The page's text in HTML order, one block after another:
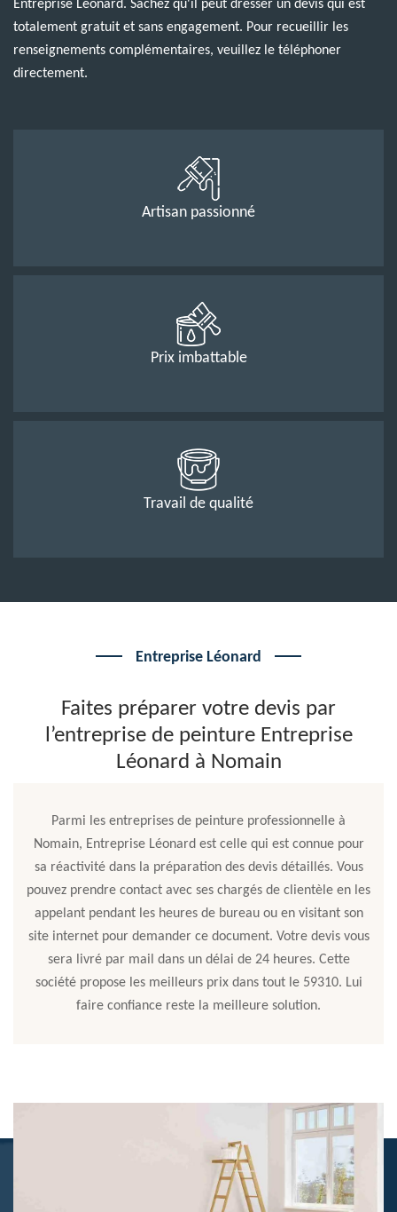
Entreprise Léonard. Sachez qu'il peut dresser un devis qui est
totalement gratuit et sans engagement. Pour recueillir les
renseignements complémentaires, veuillez le téléphoner
directement.
Artisan passionné
Prix imbattable
Travail de qualité
Entreprise Léonard
Faites préparer votre devis par
l’entreprise de peinture Entreprise
Léonard à Nomain
Parmi les entreprises de peinture professionnelle à
Nomain, Entreprise Léonard est celle qui est connue pour
sa réactivité dans la préparation des devis détaillés. Vous
pouvez prendre contact avec ses chargés de clientèle en les
appelant pendant les heures de bureau ou en visitant son
site internet pour demander ce document. Votre devis vous
sera livré par mail dans un délai de 24 heures. Cette
société propose les meilleurs prix dans tout le 59310. Lui
faire confiance reste la meilleure solution.